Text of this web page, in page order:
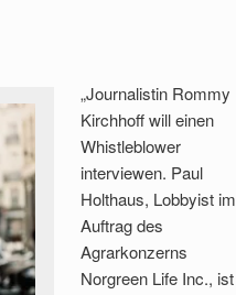
„Journalistin Rommy
Kirchhoff will einen
Whistleblower
interviewen. Paul
Holthaus, Lobbyist im
Auftrag des
Agrarkonzerns
Norgreen Life Inc., ist